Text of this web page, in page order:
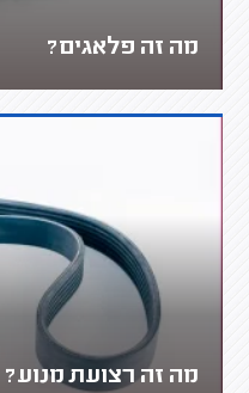
מה זה פלאגים?
מה זה רצועת מנוע?